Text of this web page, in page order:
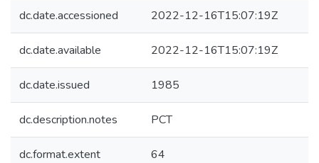
dc.date.accessioned 2022-12-16T15:07:19Z
dc.date.available 2022-12-16T15:07:19Z
dc.date.issued 1985
dc.description.notes PCT
dc.format.extent 64